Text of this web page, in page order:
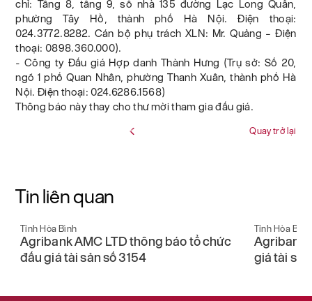
chỉ: Tầng 8, tầng 9, số nhà 135 đường Lạc Long Quân,
phường Tây Hồ, thành phố Hà Nội. Điện thoại:
024.3772.8282. Cán bộ phụ trách XLN: Mr. Quảng – Điện
thoại: 0898.360.000).
- Công ty Đấu giá Hợp danh Thành Hưng (Trụ sở: Số 20,
ngõ 1 phố Quan Nhân, phường Thanh Xuân, thành phố Hà
Nội. Điện thoại: 024.6286.1568)
Thông báo này thay cho thư mời tham gia đấu giá.
Quay trở lại
Tin liên quan
Tỉnh Hòa Bình
Agribank AMC LTD thông báo tổ chức
đấu giá tài sản số 3154
Tỉnh Hòa Bình
Agribank
giá tài